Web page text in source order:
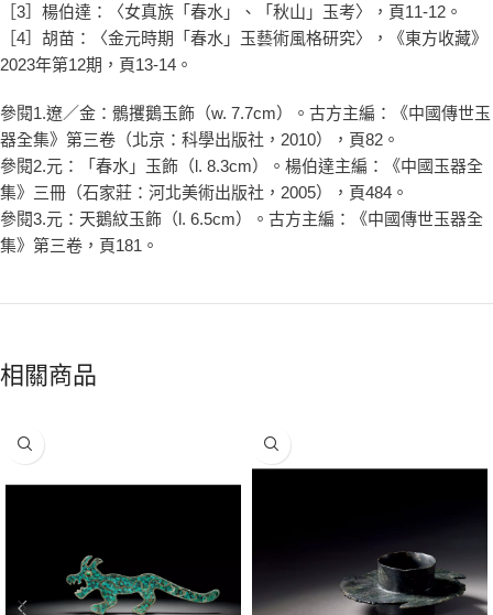
［3］楊伯達：〈女真族「春水」、「秋山」玉考〉，頁11-12。
［4］胡苗：〈金元時期「春水」玉藝術風格研究〉，《東方收藏》
2023年第12期，頁13-14。
參閱1.遼／金：鶻攫鵝玉飾（w. 7.7cm）。古方主編：《中國傳世玉
器全集》第三卷（北京：科學出版社，2010），頁82。
參閱2.元：「春水」玉飾（l. 8.3cm）。楊伯達主編：《中國玉器全
集》三冊（石家莊：河北美術出版社，2005），頁484。
參閱3.元：天鵝紋玉飾（l. 6.5cm）。古方主編：《中國傳世玉器全
集》第三卷，頁181。
相關商品